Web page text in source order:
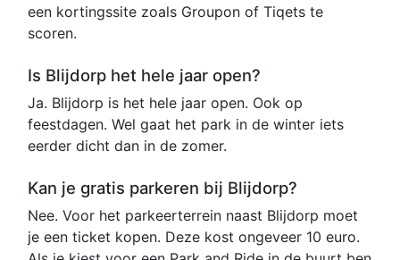
een kortingssite zoals Groupon of Tiqets te
scoren.
Is Blijdorp het hele jaar open?
Ja. Blijdorp is het hele jaar open. Ook op
feestdagen. Wel gaat het park in de winter iets
eerder dicht dan in de zomer.
Kan je gratis parkeren bij Blijdorp?
Nee. Voor het parkeerterrein naast Blijdorp moet
je een ticket kopen. Deze kost ongeveer 10 euro.